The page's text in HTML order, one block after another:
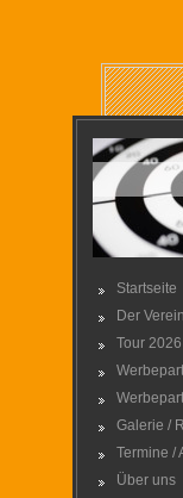
Startseite
Der Verein
Tour 2026
Galerie /
Termine /
Über uns